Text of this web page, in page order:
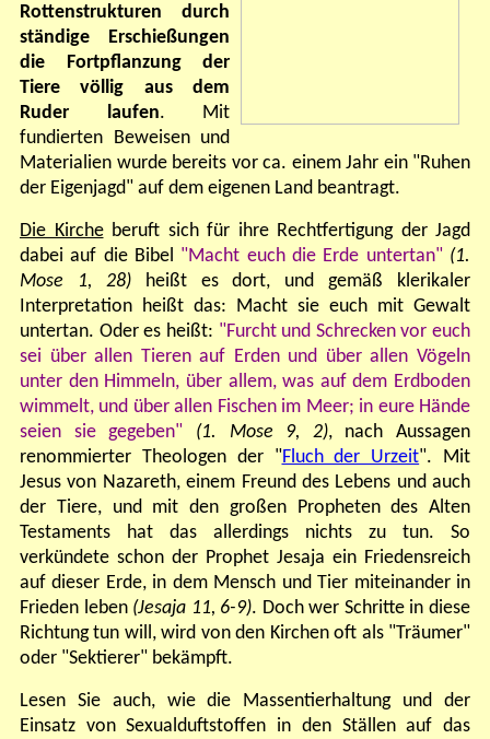
Rottenstrukturen durch
ständige Erschießungen
die Fortpflanzung der
Tiere völlig aus dem
Ruder laufen.
Mit
fundierten Beweisen und
Materialien wurde bereits vor ca. einem Jahr ein "Ruhen
der Eigenjagd" auf dem eigenen Land beantragt.
Die Kircheberuft sich für ihre Rechtfertigung der Jagd
dabei auf die Bibel "Macht euch die Erde untertan" (1.
Mose 1, 28)
heißt es dort, und gemäß klerikaler
Interpretation heißt das: Macht sie euch mit Gewalt
untertan. Oder es heißt: "Furcht und Schrecken vor euch
sei über allen Tieren auf Erden und über allen Vögeln
unter den Himmeln, über allem, was auf dem Erdboden
wimmelt, und über allen Fischen im Meer; in eure Hände
seien sie gegeben"
(1. Mose 9, 2), nach Aussagen
renommierter Theologen der "Fluch der Urzeit". Mit
Jesus von Nazareth, einem Freund des Lebens und auch
der Tiere, und mit den großen Propheten des Alten
Testaments hat das allerdings nichts zu tun. So
verkündete schon der Prophet Jesaja ein Friedensreich
auf dieser Erde, in dem Mensch und Tier miteinander in
Frieden leben (Jesaja 11, 6-9). Doch wer Schritte in diese
Richtung tun will, wird von den Kirchen oft als "Träumer"
oder "Sektierer" bekämpft.
Lesen Sie auch,wie die Massentierhaltung und der
Einsatz von Sexualduftstoffen in den Ställen auf das